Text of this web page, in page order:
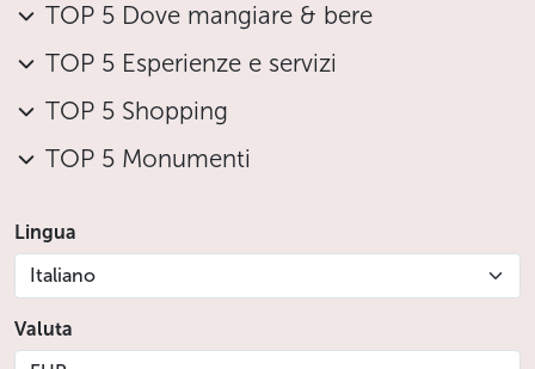
TOP 5 Dove mangiare & bere
TOP 5 Esperienze e servizi
TOP 5 Shopping
TOP 5 Monumenti
Lingua
Italiano
Valuta